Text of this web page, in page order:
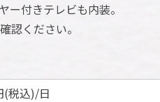
ー付きテレビも内装。
認ください。
(税込)/日